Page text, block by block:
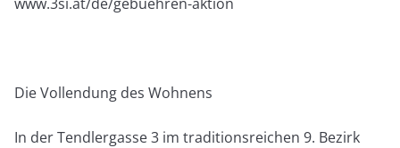
Die Vollendung des Wohnens
In der Tendlergasse 3 im traditionsreichen 9. Bezirk